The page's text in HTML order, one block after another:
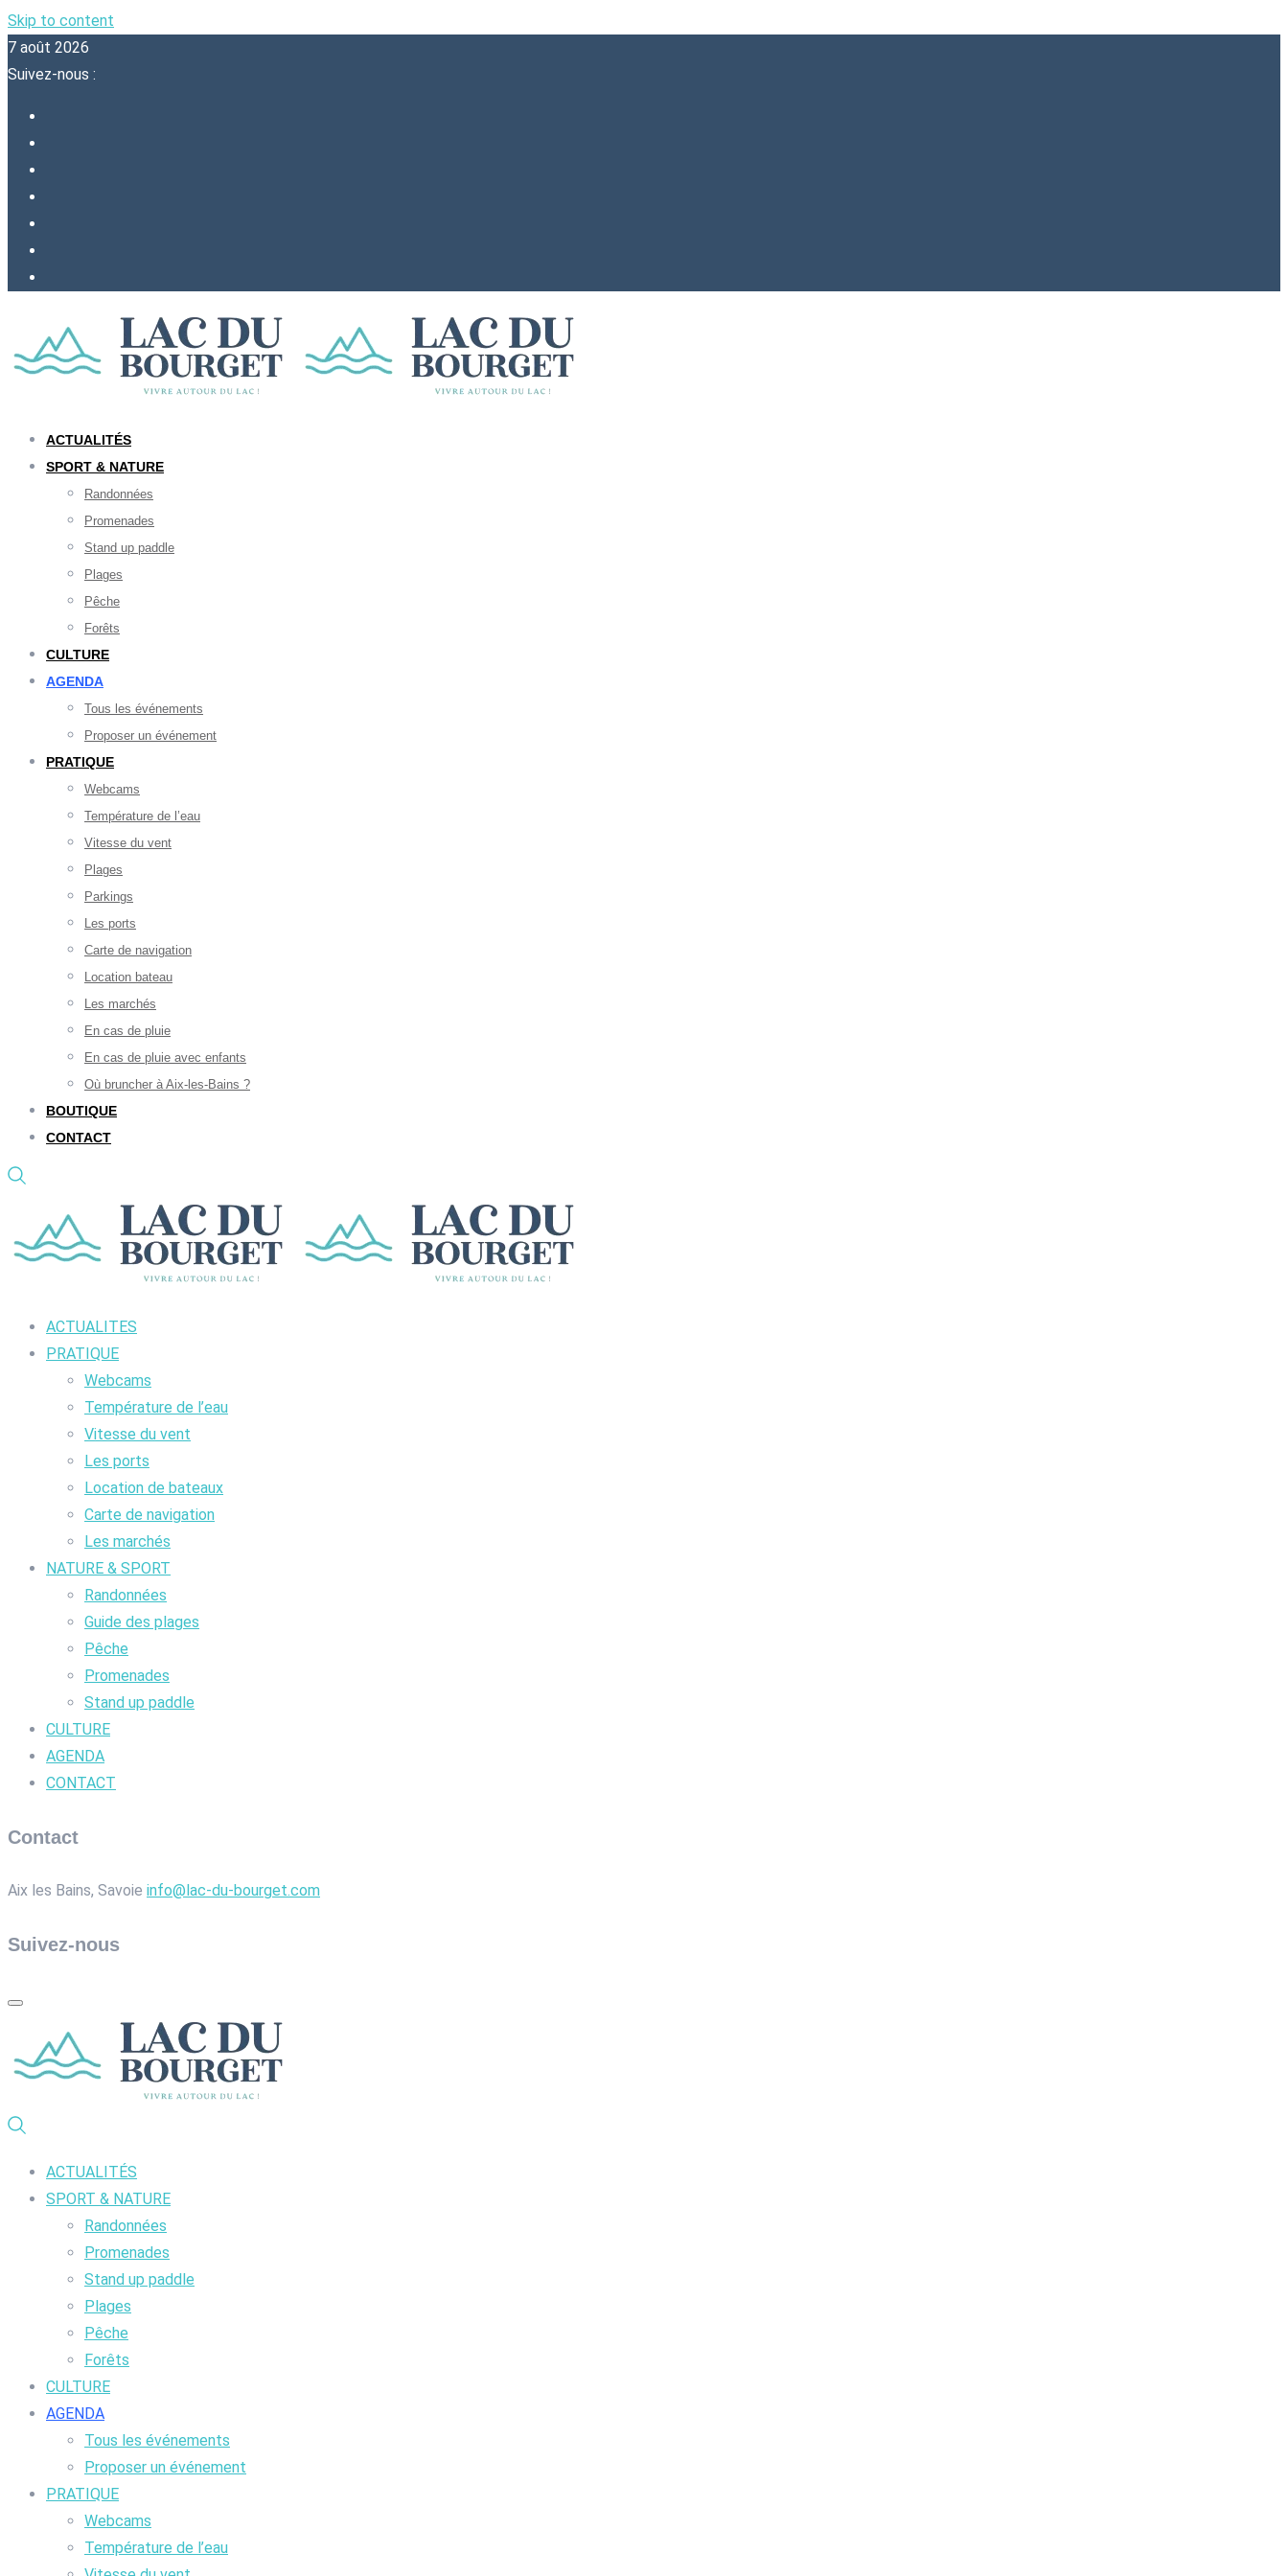
Skip to content
7 août 2026
Suivez-nous :
ACTUALITÉS
SPORT & NATURE
Randonnées
Promenades
Stand up paddle
Plages
Pêche
Forêts
CULTURE
AGENDA
Tous les événements
Proposer un événement
PRATIQUE
Webcams
Température de l’eau
Vitesse du vent
Plages
Parkings
Les ports
Carte de navigation
Location bateau
Les marchés
En cas de pluie
En cas de pluie avec enfants
Où bruncher à Aix-les-Bains ?
BOUTIQUE
CONTACT
ACTUALITES
PRATIQUE
Webcams
Température de l’eau
Vitesse du vent
Les ports
Location de bateaux
Carte de navigation
Les marchés
NATURE & SPORT
Randonnées
Guide des plages
Pêche
Promenades
Stand up paddle
CULTURE
AGENDA
CONTACT
Contact
Aix les Bains, Savoie info@lac-du-bourget.com
Suivez-nous
ACTUALITÉS
SPORT & NATURE
Randonnées
Promenades
Stand up paddle
Plages
Pêche
Forêts
CULTURE
AGENDA
Tous les événements
Proposer un événement
PRATIQUE
Webcams
Température de l’eau